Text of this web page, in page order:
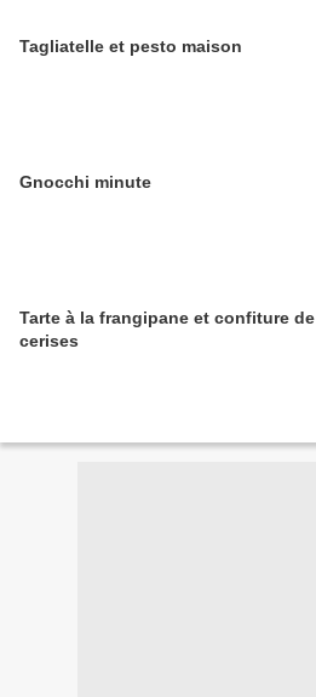
Tagliatelle et pesto maison
Gnocchi minute
Tarte à la frangipane et confiture de
cerises